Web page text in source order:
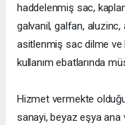
haddelenmiş sac,
galvanil, galfan, aluzinc,
asitlenmiş sac dilme
kullanım ebatlarında
Hizmet vermekte
sanayi, beyaz eşya ana